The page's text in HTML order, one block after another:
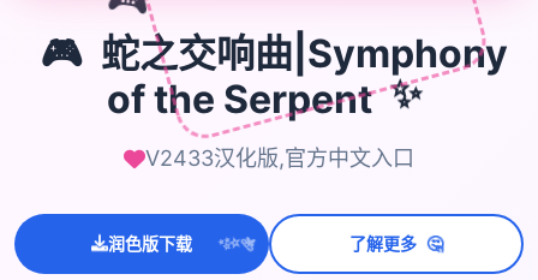
🎮
🎮 蛇之交响曲|Symphony
of the Serpent ✨
V2433汉化版,官方中文入口
润色版下载 ✨⭐💫 了解更多 🤔